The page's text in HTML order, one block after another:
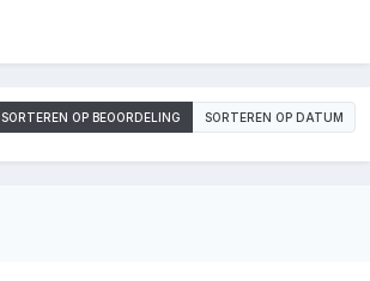
SORTEREN OP BEOORDELING SORTEREN OP DATUM